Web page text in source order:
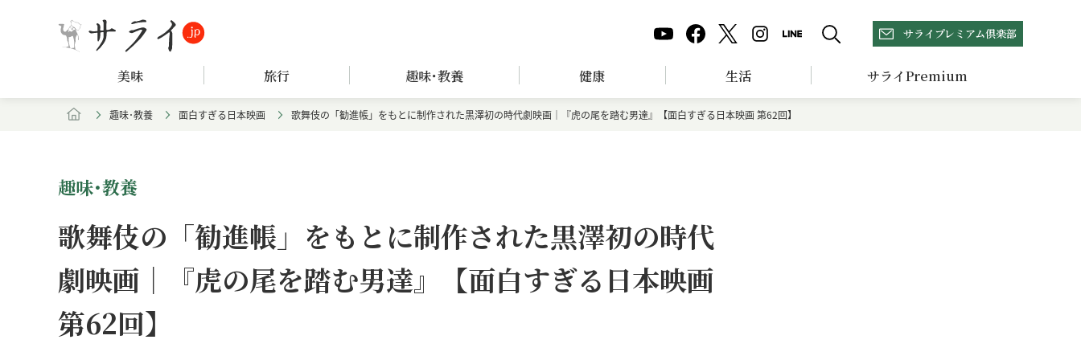
サライプレミアム倶楽部
美味 旅行 趣味･教養 健康 生活 サライPremium
趣味･教養 面白すぎる日本映画 歌舞伎の「勧進帳」をもとに制作された黒澤初の時代劇映画｜『虎の尾を踏む男達』【面白すぎる日本映画 第62回】
趣味･教養
歌舞伎の「勧進帳」をもとに制作された黒澤初の時代
劇映画｜『虎の尾を踏む男達』【面白すぎる日本映画
第62回】